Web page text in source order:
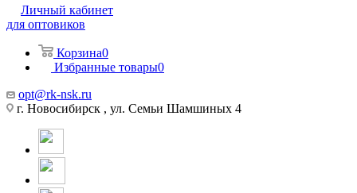
Личный кабинет
для оптовиков
Корзина0
Избранные товары0
opt@rk-nsk.ru
г. Новосибирск , ул. Семьи Шамшиных 4